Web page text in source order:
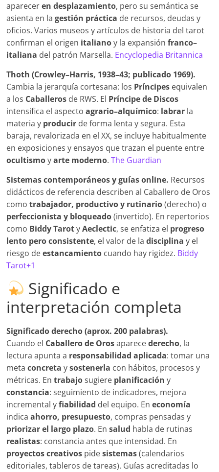
apareceren desplazamiento, pero su semántica se
asienta en lagestión práctica de recursos, deudas y
oficios. Varios museos y artículos de historia del tarot
confirman el origen italianoy la expansiónfranco–
italiana del patrón Marsella. Encyclopedia Britannica
Thoth (Crowley–Harris, 1938–43; publicado 1969).
Cambia la jerarquía cortesana: los Príncipes equivalen
a los Caballeros de RWS. El Príncipe de Discos
intensifica el aspectoagrario–alquímico: labrar la
materia y producir de forma lenta y segura. Esta
baraja, revalorizada en el XX, se incluye habitualmente
en exposiciones y ensayos que trazan el puente entre
ocultismoyarte moderno.The Guardian
Sistemas contemporáneos y guías online. Recursos
didácticos de referencia describen al Caballero de Oros
comotrabajador, productivo y rutinario(derecho) o
perfeccionista y bloqueado(invertido). En repertorios
como Biddy TarotyAeclectic, se enfatiza el progreso
lento pero consistente, el valor de ladisciplina y el
riesgo deestancamiento cuando hay rigidez. Biddy
Tarot+1
Significado e
interpretación completa
Significado derecho (aprox. 200 palabras).
Cuando el Caballero de Orosaparecederecho, la
lectura apunta a responsabilidad aplicada: tomar una
metaconcreta ysostenerla con hábitos, procesos y
métricas. Entrabajosugiere planificación y
constancia: seguimiento de indicadores, mejora
incremental yfiabilidad del equipo. Eneconomía
indicaahorro, presupuesto, compras pensadas y
priorizar el largo plazo. Ensalud habla de rutinas
realistas: constancia antes que intensidad. En
proyectos creativos pidesistemas(calendarios
editoriales, tableros de tareas). Guías acreditadas lo